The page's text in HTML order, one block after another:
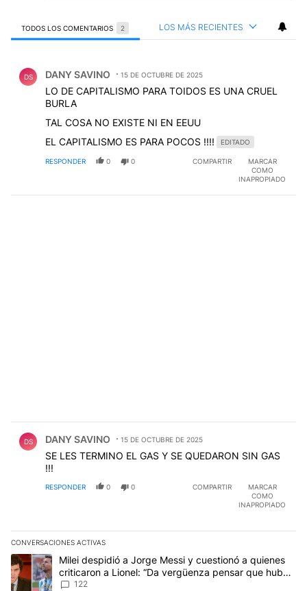
TODOS LOS COMENTARIOS 2 LOS MÁS RECIENTES
DS DANY SAVINO 15 DE OCTUBRE DE 2025
LO DE CAPITALISMO PARA TOIDOS ES UNA CRUEL
BURLA
TAL COSA NO EXISTE NI EN EEUU
EL CAPITALISMO ES PARA POCOS !!!!
EDITADO
RESPONDER 0 0 COMPARTIR
MARCAR
COMO
INAPROPIADO
DS DANY SAVINO 15 DE OCTUBRE DE 2025
SE LES TERMINO EL GAS Y SE QUEDARON SIN GAS
!!!
RESPONDER 0 0 COMPARTIR
MARCAR
COMO
INAPROPIADO
CONVERSACIONES ACTIVAS
Este listado muestra los artículos con más comentarios en los
Un artículo de tendencia con el título "Milei despidió a Jorge
Milei despidió a Jorge Messi y cuestionó a quienes
criticaron a Lionel: “Da vergüenza pensar que hubo
anti-Messi”
122